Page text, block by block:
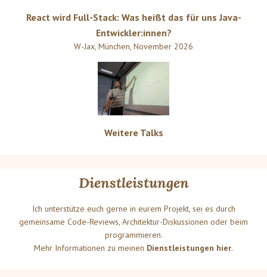
React wird Full-Stack: Was heißt das für uns Java-
Entwickler:innen?
W-Jax, München, November 2026
Weitere Talks
Dienstleistungen
Ich unterstütze euch gerne in eurem Projekt, sei es durch
gemeinsame Code-Reviews, Architektur-Diskussionen oder beim
programmieren.
Mehr Informationen zu meinen Dienstleistungen hier.